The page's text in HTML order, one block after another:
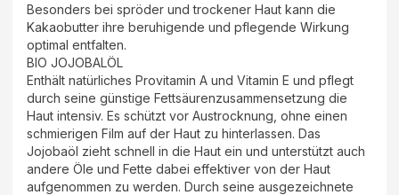
Besonders bei spröder und trockener Haut kann die
Kakaobutter ihre beruhigende und pflegende Wirkung
optimal entfalten.
BIO JOJOBALÖL
Enthält natürliches Provitamin A und Vitamin E und pflegt
durch seine günstige Fettsäurenzusammensetzung die
Haut intensiv. Es schützt vor Austrocknung, ohne einen
schmierigen Film auf der Haut zu hinterlassen. Das
Jojobaöl zieht schnell in die Haut ein und unterstützt auch
andere Öle und Fette dabei effektiver von der Haut
aufgenommen zu werden. Durch seine ausgezeichnete